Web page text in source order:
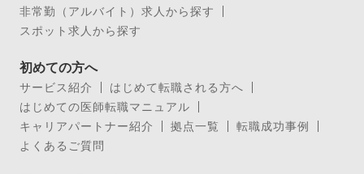
非常勤（アルバイト）求人から探す
スポット求人から探す
初めての方へ
サービス紹介
はじめて転職される方へ
はじめての医師転職マニュアル
キャリアパートナー紹介
拠点一覧
転職成功事例
よくあるご質問